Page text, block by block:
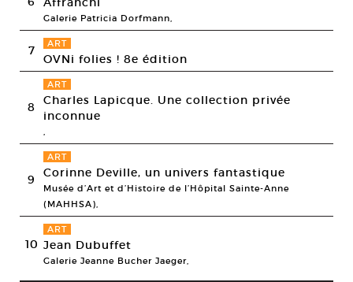
Galerie Patricia Dorfmann,
7 ART
OVNi folies ! 8e édition
8
ART
Charles Lapicque. Une collection privée
inconnue
,
9
ART
Corinne Deville, un univers fantastique
Musée d’Art et d’Histoire de l’Hôpital Sainte-Anne
(MAHHSA),
10
ART
Jean Dubuffet
Galerie Jeanne Bucher Jaeger,